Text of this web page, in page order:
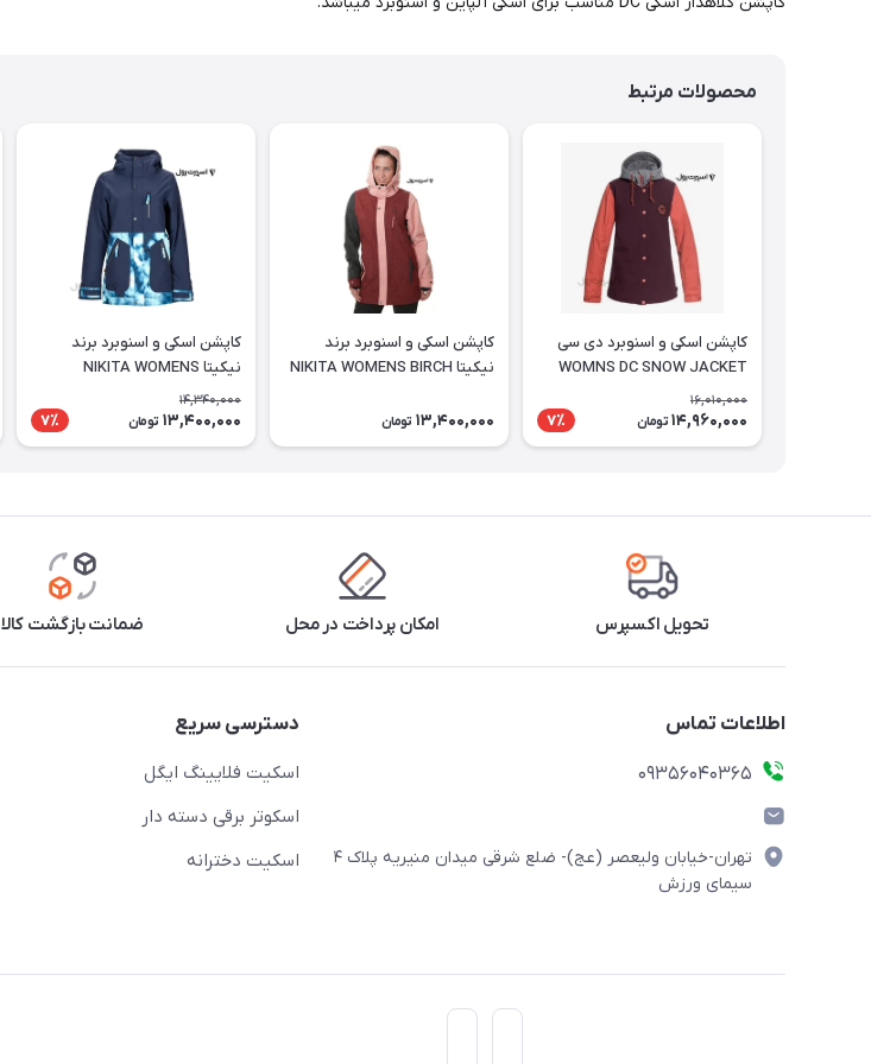
محصولات مرتبط
کاپشن اسکی و اسنوبرد دی سی
WOMNS DC SNOW JACKET
16,010,000
14,960,000 تومان 7٪
کاپشن اسکی و اسنوبرد برند
نیکیتا NIKITA WOMENS BIRCH
13,400,000 تومان
کاپشن اسکی و اسنوبرد برند
نیکیتا NIKITA WOMENS
SYCAMORE JACKET
14,340,000
13,400,000 تومان 7٪
تحویل اکسپرس امکان پرداخت در محل ضمانت بازگشت کالا
اطلاعات تماس
۰۹۳۵۶۰۴۰۳۶۵
تهران-خیابان ولیعصر (عج)- ضلع شرقی میدان منیریه پلاک ۴
سیمای ورزش
دسترسی سریع
اسکیت فلایینگ ایگل
اسکوتر برقی دسته دار
اسکیت دخترانه